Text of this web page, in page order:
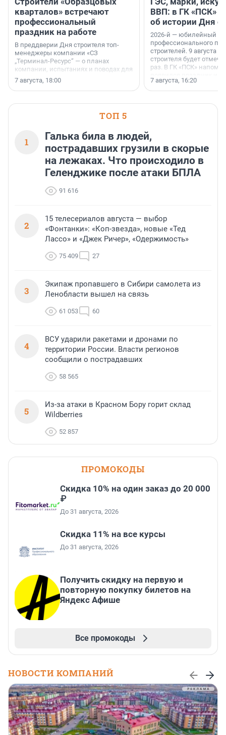
кварталов» встречают
профессиональный
праздник на работе
В преддверии Дня строителя топ-
менеджеры компании «СЗ
„Терминал-Ресурс“ — о планах
компании, испытаниях и поводах для
осторожного оптимизма.
7 августа, 18:00
ВВП: в ГК «ПСК»
об истории Дня
2026-й — юбилейный
профессионального
строителей. 9 августа
строителя будет
раз. В ГК «ПСК»
поменялась роль
7 августа, 16:20
ТОП 5
1
Галька била в людей,
пострадавших грузили в скорые
на лежаках. Что происходило в
Геленджике после атаки БПЛА
91 616
2
15 телесериалов августа — выбор
«Фонтанки»: «Коп-звезда», новые «Тед
Лассо» и «Джек Ричер», «Одержимость»
75 409 27
3
Экипаж пропавшего в Сибири самолета из
Ленобласти вышел на связь
61 053 60
4
ВСУ ударили ракетами и дронами по
территории России. Власти регионов
сообщили о пострадавших
58 565
5
Из-за атаки в Красном Бору горит склад
Wildberries
52 857
ПРОМОКОДЫ
Скидка 10% на один заказ до 20 000
₽
До 31 августа, 2026
Скидка 11% на все курсы
До 31 августа, 2026
Получить скидку на первую и
повторную покупку билетов на
Яндекс Афише
Все промокоды
НОВОСТИ КОМПАНИЙ